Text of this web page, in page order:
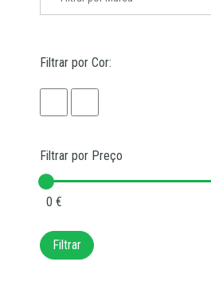
Filtrar por Cor:
Filtrar por Preço
0 €
Filtrar